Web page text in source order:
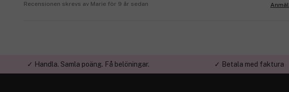
Recensionen skrevs av Marie för 9 år sedan Anmäl
✓ Handla. Samla poäng. Få belöningar. ✓ Betala med faktura